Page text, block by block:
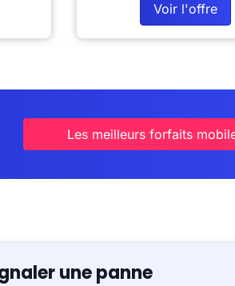
Voir l'offre
Les meilleurs forfaits
une panne